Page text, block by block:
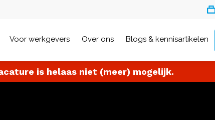
Voor werkgevers Over ons Blogs & kennisartikelen
is helaas niet (meer) mogelijk.